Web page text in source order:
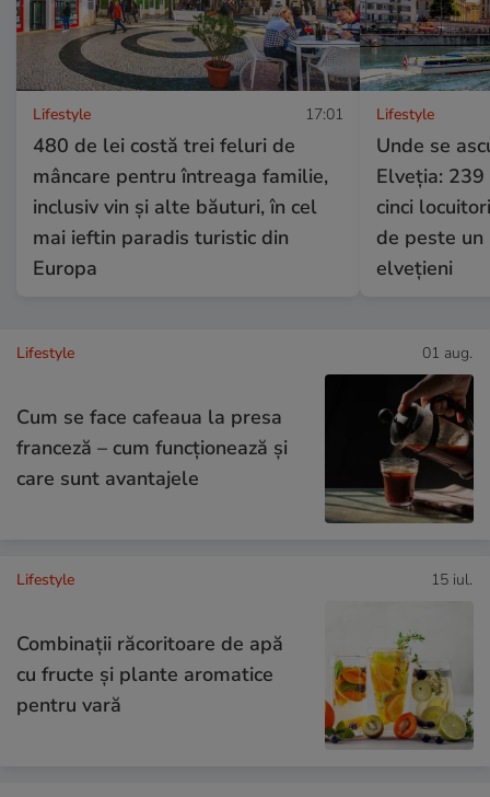
Lifestyle 17:01
480 de lei costă trei feluri de
mâncare pentru întreaga familie,
inclusiv vin și alte băuturi, în cel
mai ieftin paradis turistic din
Europa
Lifestyle
Unde se
Elveția:
cinci
de peste
elvețieni
Lifestyle 01 aug.
Cum se face cafeaua la presa
franceză – cum funcționează și
care sunt avantajele
Lifestyle 15 iul.
Combinaţii răcoritoare de apă
cu fructe şi plante aromatice
pentru vară